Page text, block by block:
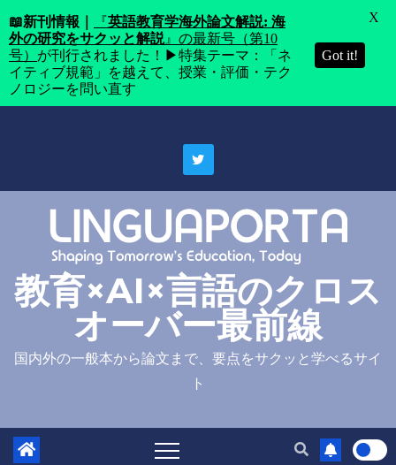
教育×AI×言語のクロス
オーバー最前線
国内外の一般本から論文まで、要点をサクッと学べるサイ
ト
📖新刊情報｜ 『英語教育学海外論文解説: 海
外の研究をサクッと解説』の最新号（第10
号） が刊行されました！▶特集テーマ：「ネ
イティブ規範」を越えて、授業・評価・テク
ノロジーを問い直す
Got it!
X